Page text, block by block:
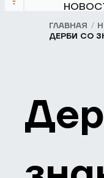
ГЛАВНАЯ
ДЕРБИ СО